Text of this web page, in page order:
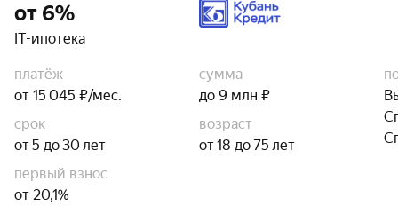
от 6%
IT-ипотека
платёж
от 15 045 ₽/мес.
сумма
до 9 млн ₽
срок
от 5 до 30 лет
возраст
от 18 до 75 лет
первый взнос
от 20,1%